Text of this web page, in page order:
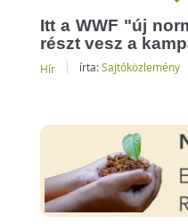
Itt a WWF "új
részt vesz a
Hír írta:Sajtóközlemény